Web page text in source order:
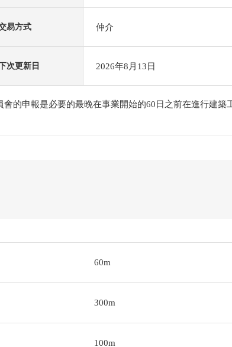
易方式 仲介
次更新日 2026年8月13日
的申報是必要的最晚在事業開始的60日之前在進行建築
60m
300m
100m